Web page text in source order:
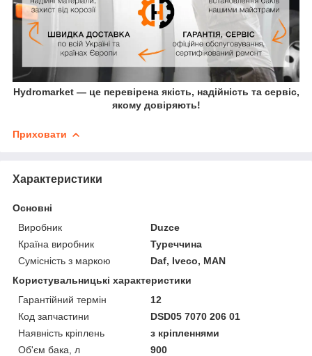
Hydromarket — це перевірена якість, надійність та сервіс,
якому довіряють!
Приховати
Характеристики
Основні
Виробник
Duzce
Країна виробник
Туреччина
Сумісність з маркою
Daf, Iveco, MAN
Користувальницькі характеристики
Гарантійний термін
12
Код запчастини
DSD05 7070 206 01
Наявність кріплень
з кріпленнями
Об'єм бака, л
900